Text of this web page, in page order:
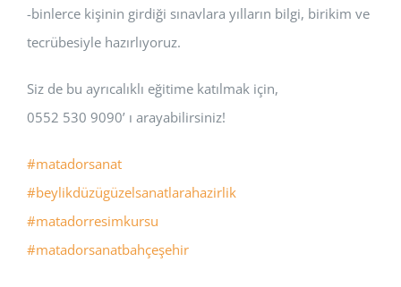
-binlerce kişinin girdiği sınavlara yılların bilgi, birikim ve
tecrübesiyle hazırlıyoruz.
Siz de bu ayrıcalıklı eğitime katılmak için,
0552 530 9090’ ı arayabilirsiniz!
#matadorsanat
#beylikdüzügüzelsanatlarahazirlik
#matadorresimkursu
#matadorsanatbahçeşehir